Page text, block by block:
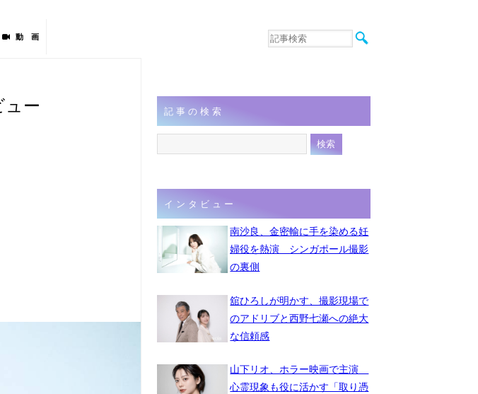
動 画
音楽
連載
フォト
ー 記事の検索
インタビュー
南沙良、金密輸に手を染める妊
婦役を熱演 シンガポール撮影
の裏側
舘ひろしが明かす、撮影現場で
のアドリブと西野七瀬への絶大
な信頼感
山下リオ、ホラー映画で主演
心霊現象も役に活かす「取り憑